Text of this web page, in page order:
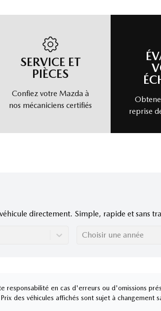
SERVICE ET
PIÈCES
Confiez votre Mazda à
nos mécaniciens certifiés
reprise
directement. Simple, rapide et sans
Choisir une année
en cas d'erreurs ou d'omissions
des véhicules affichés sont sujet à changement